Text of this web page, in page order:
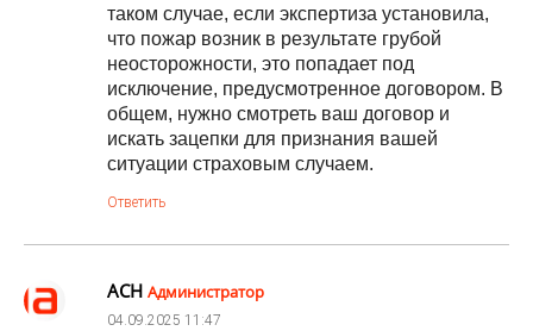
таком случае, если экспертиза установила,
что пожар возник в результате грубой
неосторожности, это попадает под
исключение, предусмотренное договором. В
общем, нужно смотреть ваш договор и
искать зацепки для признания вашей
ситуации страховым случаем.
Ответить
АСН Администратор
04.09.2025 11:47